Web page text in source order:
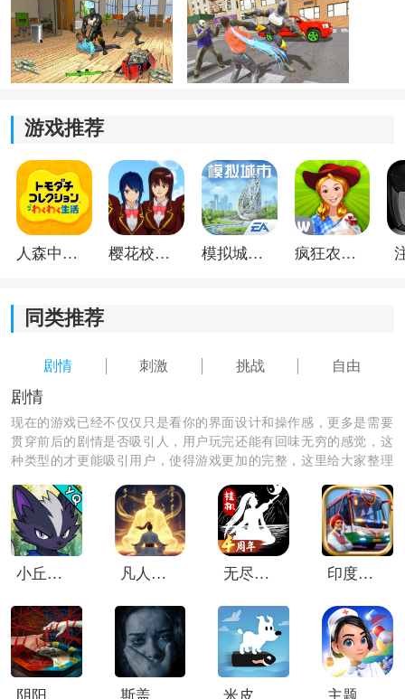
《超级英雄豹绳犯罪城市》游戏亮点：
1、自由购买武器，探索城市时可与敌人展开战斗并逐步
提升自己的实力。
2、危机事件随机生成，每次游戏都有不同的挑战和敌
人，保持游戏的新鲜感。
3、精心设计的城市环境，栩栩如生的建筑，让玩家身临
其境，感受超级英雄的真实存在。
4、惊险刺激的战斗过程，真实的打斗动作和精美的特
效，给玩家带来视觉和听觉上的享受。
《超级英雄豹绳犯罪城市》小编测评：
1.拥有完善的角色成长系统，玩家的角色可以逐步提升技
能和装备，为战斗增加更多的策略性。
2.剧情丰富引人入胜，故事紧扣主题，沉浸在超级英雄的
世界中，体验真正的英雄传奇。
游戏推荐
人森中文版 樱花校园模拟器1.048.00中文版 模拟城市我是巿长联机版 疯狂农场3美国派19
同类推荐
剧情 刺激 挑战 自由
剧情
现在的游戏已经不仅仅只是看你的界面设计和操作感，更多是需要
贯穿前后的剧情是否吸引人，用户玩完还能有回味无穷的感觉，这
种类型的才更能吸引用户，使得游戏更加的完整，这里给大家整理
小丘妖怪 凡人修仙传人界篇内部版 无尽洪荒华为版 印度巴士模拟器中文版